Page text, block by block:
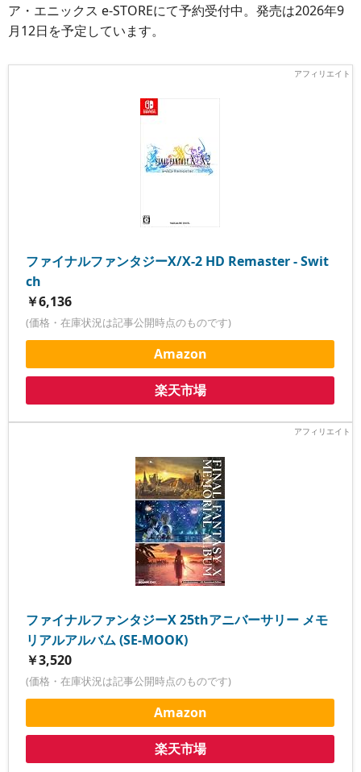
ア・エニックス e-STOREにて予約受付中。発売は2026年9
月12日を予定しています。
ファイナルファンタジーX/X-2 HD Remaster - Swit
ch
￥6,136
(価格・在庫状況は記事公開時点のものです)
Amazon
楽天市場
ファイナルファンタジーX 25thアニバーサリー メモ
リアルアルバム (SE-MOOK)
￥3,520
(価格・在庫状況は記事公開時点のものです)
Amazon
楽天市場